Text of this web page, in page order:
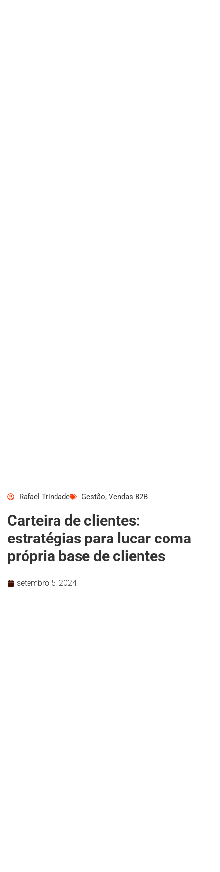
Rafael Trindade Gestão, Vendas B2B
Carteira de clientes:
estratégias para lucar coma
própria base de clientes
setembro 5, 2024